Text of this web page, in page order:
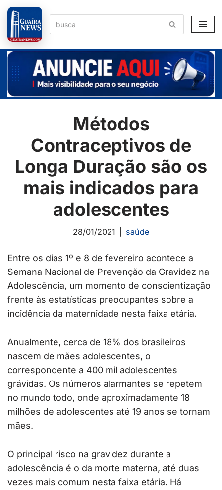
Pular
para
o
conteúdo
Métodos
Contraceptivos de
Longa Duração são os
mais indicados para
adolescentes
28/01/2021 saúde
Entre os dias 1º e 8 de fevereiro acontece a
Semana Nacional de Prevenção da Gravidez na
Adolescência, um momento de conscientização
frente às estatísticas preocupantes sobre a
incidência da maternidade nesta faixa etária.
Anualmente, cerca de 18% dos brasileiros
nascem de mães adolescentes, o
correspondente a 400 mil adolescentes
grávidas. Os números alarmantes se repetem
no mundo todo, onde aproximadamente 18
milhões de adolescentes até 19 anos se tornam
mães.
O principal risco na gravidez durante a
adolescência é o da morte materna, até duas
vezes mais comum nesta faixa etária. Há